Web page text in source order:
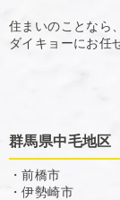
住まいのことなら
ダイキョーにお任
群馬県中毛地区
・前橋市
・伊勢崎市